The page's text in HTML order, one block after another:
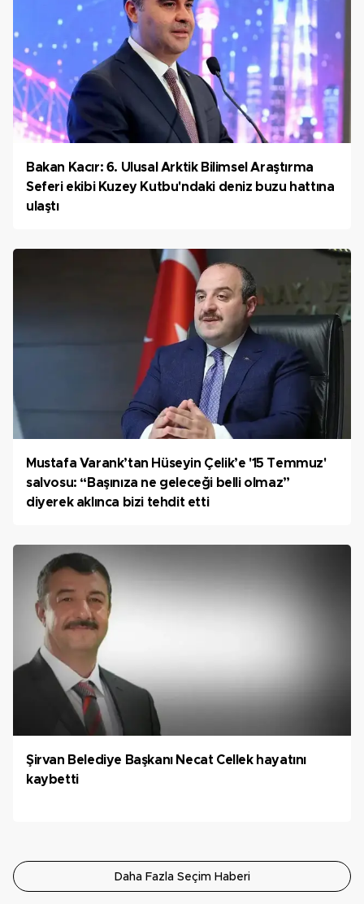
Bakan Kacır: 6. Ulusal Arktik Bilimsel Araştırma
Seferi ekibi Kuzey Kutbu'ndaki deniz buzu hattına
ulaştı
Mustafa Varank’tan Hüseyin Çelik’e '15 Temmuz'
salvosu: “Başınıza ne geleceği belli olmaz”
diyerek aklınca bizi tehdit etti
Şirvan Belediye Başkanı Necat Cellek hayatını
kaybetti
Daha Fazla Seçim Haberi